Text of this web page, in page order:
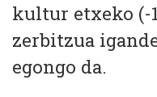
kultur etxeko (-
zerbitzua
egongo da.